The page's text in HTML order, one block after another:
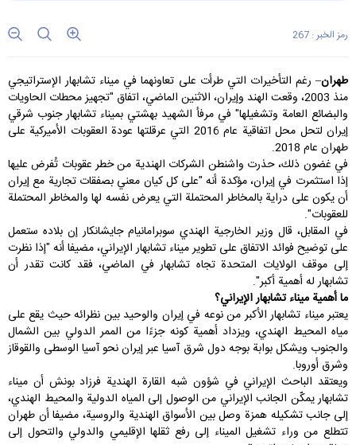
رمز الخبر : 267
طهران– رغم التأخيرات التي طرأت على تعاونهما في ميناء تشابهارالإستراتيجي
منذ 2003، وقعت
الهند وإيران، الاثنين الماضي، اتفاق "تجهيز محطات الحاويات
والبضائع العامة وتشغيلها" في مرفأ الشهيد بهشتي بميناء تشابهار جنوب شرقي
إيران لتحل محل اتفاقية عام 2016 التي عرقلتها عودة العقوبات الأميركية على
طهران عام 2018.
في غضون ذلك، حذرت واشنطن الشركات الهندية من خطر عقوبات تُفرض عليها
إذا استثمرت في إيران، مؤكدة أنه "على كل كيان معني بصفقات تجارية مع إيران
أن يكون على دراية بالمخاطر المحتملة التي يعرض نفسه لها والمخاطر المحتملة
للعقوبات".
في المقابل، قال وزير الخارجية الهندي سوبرامانيام جايشانكار إن بلاده ستعمل
على توضيح فوائد الاتفاق على تطوير ميناء تشابهار الإيراني، مضيفا أنه "إذا نظرت
إلى موقف الولايات المتحدة تجاه تشابهار في الماضي، فقد كانت تقدر أن
تشابهار له أهمية أكبر".
ما أهمية ميناء تشابهار الإيراني؟
يعتبر ميناء تشابهار الأكبر من نوعه في إيران والوحيد بين نظرائه حيث يقع على
مياه المحيط الهندي، ويزداد أهمية كونه جزءًا من الممر الدولي بين الشمال
والجنوب ويشكل بوابة بوجه دول شرق آسيا عبر إيران نحو آسيا الوسطى والقوقاز
وشرق أوروبا.
ويعتقد الباحث الإيراني في شؤون شبه القارة الهندية فرزاد بونش أن ميناء
تشابهار يمكّن الجانب الإيراني من الوصول إلى المياه الدولية والمحيط الهندي،
إلى جانب تشكيله همزة وصل بين الأسواق الهندية والروسية، مضيفا أن طهران
تتطلع من وراء تشغيل الميناء إلى رفع ثقلها الإقليمي والدولي والتحول إلى